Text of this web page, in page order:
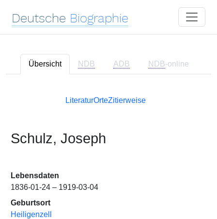
Deutsche Biographie
Übersicht NDB ADB NDB-online
LiteraturOrteZitierweise
Schulz, Joseph
Lebensdaten
1836-01-24 – 1919-03-04
Geburtsort
Heiligenzell